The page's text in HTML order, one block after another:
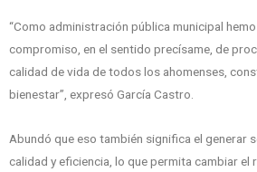
“Como administración pública municipal
compromiso, en el sentido precísame, de
calidad de vida de todos los ahomenses,
bienestar”, expresó García Castro.
Abundó que eso también significa el generar
calidad y eficiencia, lo que permita cambiar el